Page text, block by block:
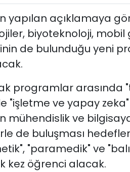
yapılan açıklamaya
biyoteknoloji,
de bulunduğu yeni
programlar arasında
"işletme ve yapay
mühendislik ve
de buluşması
"paramedik" ve
kez öğrenci alacak.